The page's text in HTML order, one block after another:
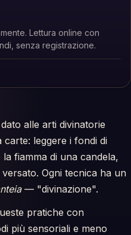
Lettura online con
senza registrazione.
alle arti divinatorie
leggere i fondi di
fiamma di una candela,
Ogni tecnica ha un
— "divinazione".
pratiche con
più sensoriali e meno